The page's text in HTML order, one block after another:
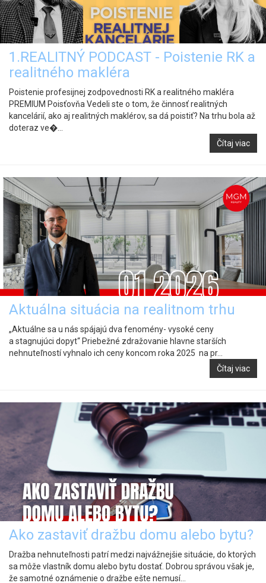
1.REALITNÝ PODCAST - Poistenie RK a
realitného makléra
Poistenie profesijnej zodpovednosti RK a realitného makléra
PREMIUM Poisťovňa Vedeli ste o tom, že činnosť realitných
kancelárií, ako aj realitných maklérov, sa dá poistiť? Na trhu bola až
doteraz ve�...
Čítaj viac
Aktuálna situácia na realitnom trhu
„Aktuálne sa u nás spájajú dva fenomény- vysoké ceny
a stagnujúci dopyt“ Priebežné zdražovanie hlavne starších
nehnuteľností vyhnalo ich ceny koncom roka 2025 na pr...
Čítaj viac
Ako zastaviť dražbu domu alebo bytu?
Dražba nehnuteľnosti patrí medzi najvážnejšie situácie, do ktorých
sa môže vlastník domu alebo bytu dostať. Dobrou správou však je,
že samotné oznámenie o dražbe ešte nemusí...